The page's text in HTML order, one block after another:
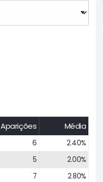
Aparições Média
6
2.40%
5
2.00%
7
2.80%